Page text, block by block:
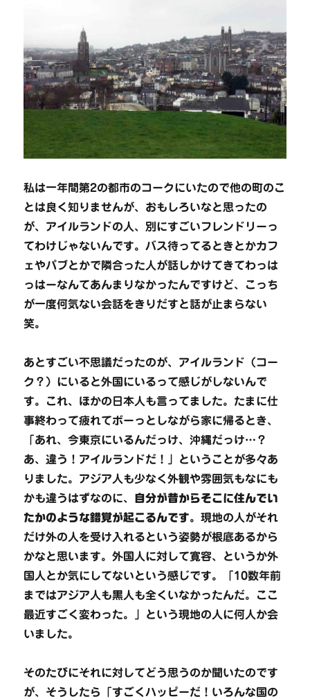
私は一年間第2の都市のコークにいたので他の町のこ
とは良く知りませんが、おもしろいなと思ったの
が、アイルランドの人、別にすごいフレンドリーっ
てわけじゃないんです。バス待ってるときとかカフ
ェやパブとかで隣合った人が話しかけてきてわっは
っはーなんてあんまりなかったんですけど、こっち
が一度何気ない会話をきりだすと話が止まらない
笑。
あとすごい不思議だったのが、アイルランド（コー
ク？）にいると外国にいるって感じがしないんで
す。これ、ほかの日本人も言ってました。たまに仕
事終わって疲れてボーっとしながら家に帰るとき、
「あれ、今東京にいるんだっけ、沖縄だっけ…？
あ、違う！アイルランドだ！」ということが多々あ
りました。アジア人も少なく外観や雰囲気もなにも
かも違うはずなのに、
自分が昔からそこに住んでい
たかのような錯覚が起こるんです。現地の人がそれ
だけ外の人を受け入れるという姿勢が根底あるから
かなと思います。外国人に対して寛容、というか外
国人とか気にしてないという感じです。「10数年前
まではアジア人も黒人も全くいなかったんだ。ここ
最近すごく変わった。」という現地の人に何人か会
いました。
そのたびにそれに対してどう思うのか聞いたのです
が、そうしたら「すごくハッピーだ！いろんな国の